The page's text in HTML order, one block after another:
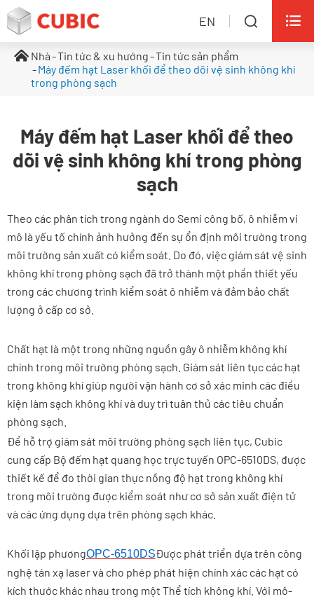
EN  
Nhà Tin tức & xu hướng Tin tức sản phẩm
Máy đếm hạt Laser khối để theo dõi vệ sinh không khí
trong phòng sạch
Máy đếm hạt Laser khối để theo
dõi vệ sinh không khí trong phòng
sạch
Theo các phân tích trong ngành do Semi công bố, ô nhiễm vi
mô là yếu tố chính ảnh hưởng đến sự ổn định môi trường trong
môi trường sản xuất có kiểm soát. Do đó, việc giám sát vệ sinh
không khí trong phòng sạch đã trở thành một phần thiết yếu
trong các chương trình kiểm soát ô nhiễm và đảm bảo chất
lượng ở cấp cơ sở.
Chất hạt là một trong những nguồn gây ô nhiễm không khí
chính trong môi trường phòng sạch. Giám sát liên tục các hạt
trong không khí giúp người vận hành cơ sở xác minh các điều
kiện làm sạch không khí và duy trì tuân thủ các tiêu chuẩn
phòng sạch.
Để hỗ trợ giám sát môi trường phòng sạch liên tục, Cubic
cung cấp Bộ đếm hạt quang học trực tuyến OPC-6510DS, được
thiết kế để đo thời gian thực nồng độ hạt trong không khí
trong môi trường được kiểm soát như cơ sở sản xuất điện tử
và các ứng dụng dựa trên phòng sạch khác.
Khối lập phươngOPC-6510DSĐược phát triển dựa trên công
nghệ tán xạ laser và cho phép phát hiện chính xác các hạt có
kích thước khác nhau trong một Thể tích không khí. Với mô-